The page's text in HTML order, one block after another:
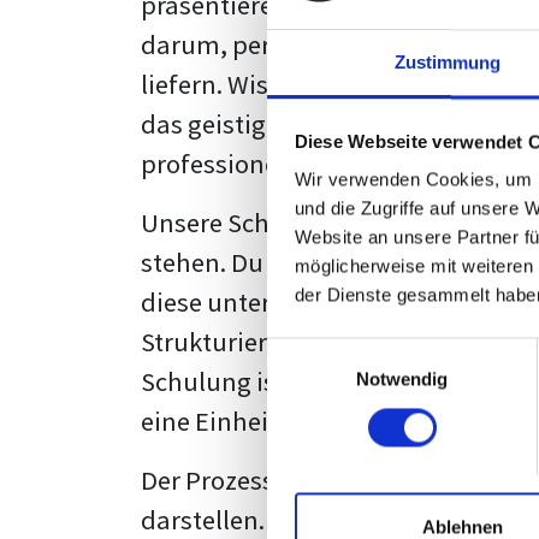
Zustimmung
Diese Webseite verwendet
Wir verwenden Cookies,
und die Zugriffe auf unsere
Website an unsere Partner
möglicherweise mit
der Dienste gesammelt
Notwendig
Ablehnen
darum, persönliche Meinungen
liefern. Wissenschaftliche Texte,
das geistige Eigentum des
professionell zu kommunizieren.
Unsere Schulung wurde mit Blick
stehen. Du wirst nicht nur
diese unter Zuhilfenahme von
Strukturierung ist ebenso
Schulung ist so konzipiert, dass
eine Einheitslösung zu bieten.
Der Prozess des
darstellen. Jedoch, ausgestattet